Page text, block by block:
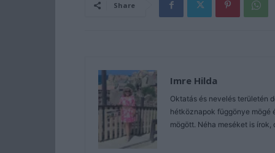
Share
Imre Hilda
Oktatás és nevelés területén
hétköznapok függönye mögé
mögött. Néha meséket is